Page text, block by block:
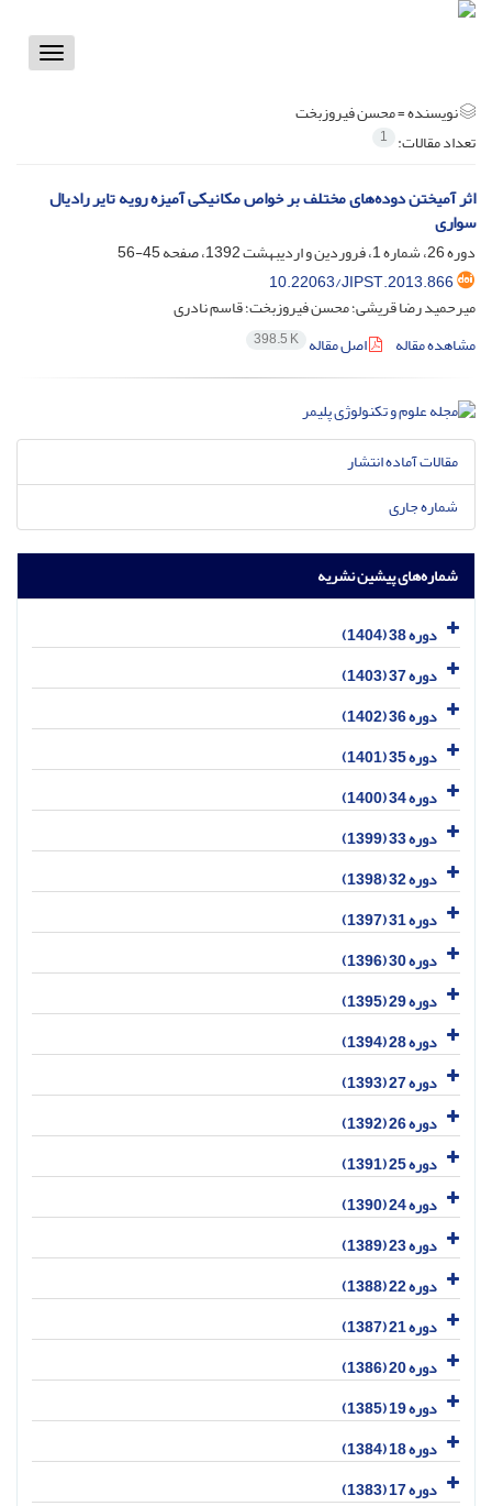
Toggle
نویسنده =محسن فیروزبخت
تعداد مقالات: 1
اثر آمیختن دوده‌های مختلف بر خواص مکانیکی آمیزه‌ رویه تایر رادیال
سواری
دوره 26، شماره 1، فروردین و اردیبهشت 1392، صفحه
45-56
10.22063/JIPST.2013.866
میرحمید رضا قریشی؛ محسن فیروزبخت؛ قاسم نادری
مشاهده مقاله
اصل مقاله 398.5 K
مقالات آماده انتشار
شماره جاری
شماره‌های پیشین نشریه
دوره 38 (1404)
دوره 37 (1403)
دوره 36 (1402)
دوره 35 (1401)
دوره 34 (1400)
دوره 33 (1399)
دوره 32 (1398)
دوره 31 (1397)
دوره 30 (1396)
دوره 29 (1395)
دوره 28 (1394)
دوره 27 (1393)
دوره 26 (1392)
دوره 25 (1391)
دوره 24 (1390)
دوره 23 (1389)
دوره 22 (1388)
دوره 21 (1387)
دوره 20 (1386)
دوره 19 (1385)
دوره 18 (1384)
دوره 17 (1383)